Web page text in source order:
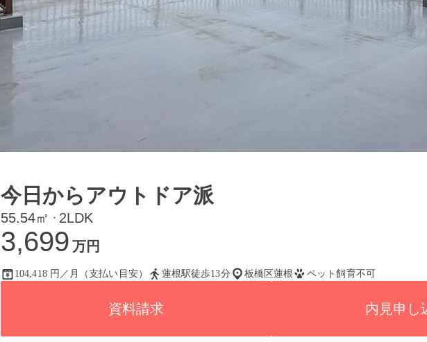
今日からアウトドア派
55.54㎡ ・ 2LDK
3,699 万円
104,418 円／月（支払い目安） 蓮根駅徒歩13分 板橋区蓮根 ペット飼育不可
資料請求 内見申し